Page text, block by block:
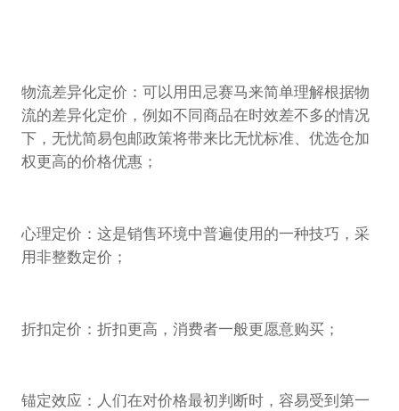
物流差异化定价：可以用田忌赛马来简单理解根据物
流的差异化定价，例如不同商品在时效差不多的情况
下，无忧简易包邮政策将带来比无忧标准、优选仓加
权更高的价格优惠；
心理定价：这是销售环境中普遍使用的一种技巧，采
用非整数定价；
折扣定价：折扣更高，消费者一般更愿意购买；
锚定效应：人们在对价格最初判断时，容易受到第一